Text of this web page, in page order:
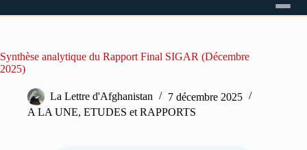
Synthèse analytique du Rapport Final SIGAR (Décembre
2025)
La Lettre d'Afghanistan
7 décembre 2025
A LA UNE, ETUDES et RAPPORTS